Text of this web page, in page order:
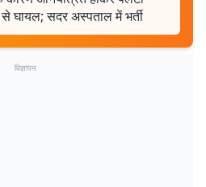
घायल; सदर अस्पताल में भर्ती
विज्ञापन